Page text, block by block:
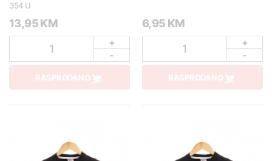
354 U
13,95 KM
1
+
-
RASPRODANO
6,95 KM
1
+
-
RASPRODANO